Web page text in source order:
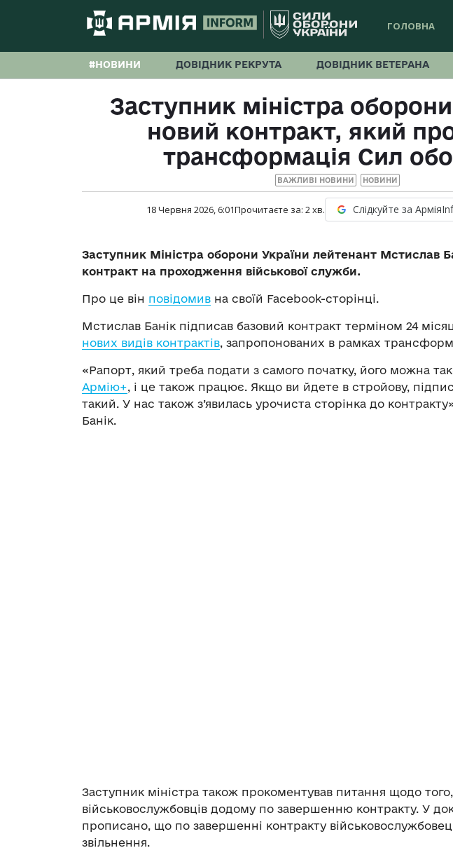
ГОЛОВНА
#НОВИНИ ДОВІДНИК РЕКРУТА ДОВІДНИК ВЕТЕРАНА
Заступник міністра
новий контракт, який
трансформація Сил
ВАЖЛИВІ НОВИНИ НОВИНИ
18 Червня 2026, 6:01Прочитаєте за: 2хв. Слідкуйте за
Заступник Міністра оборони України лейтенант Мстислав
контракт на проходження військової служби.
Про це він повідомив на своїй Facebook-сторінці.
Мстислав Банік підписав базовий контракт терміном 24
нових видів контрактів, запропонованих в рамках
«Рапорт, який треба подати з самого початку, його можна
Армію+, і це також працює. Якщо ви йдете в стройову,
такий. У нас також з’явилась урочиста сторінка до
Банік.
Заступник міністра також прокоментував питання щодо
військовослужбовців додому по завершенню контракту. У
прописано, що по завершенні контракту
звільнення.